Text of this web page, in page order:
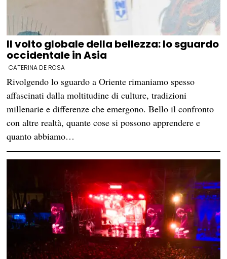
Il volto globale della bellezza: lo sguardo
occidentale in Asia
CATERINA DE ROSA
Rivolgendo lo sguardo a Oriente rimaniamo spesso
affascinati dalla moltitudine di culture, tradizioni
millenarie e differenze che emergono. Bello il confronto
con altre realtà, quante cose si possono apprendere e
quanto abbiamo…